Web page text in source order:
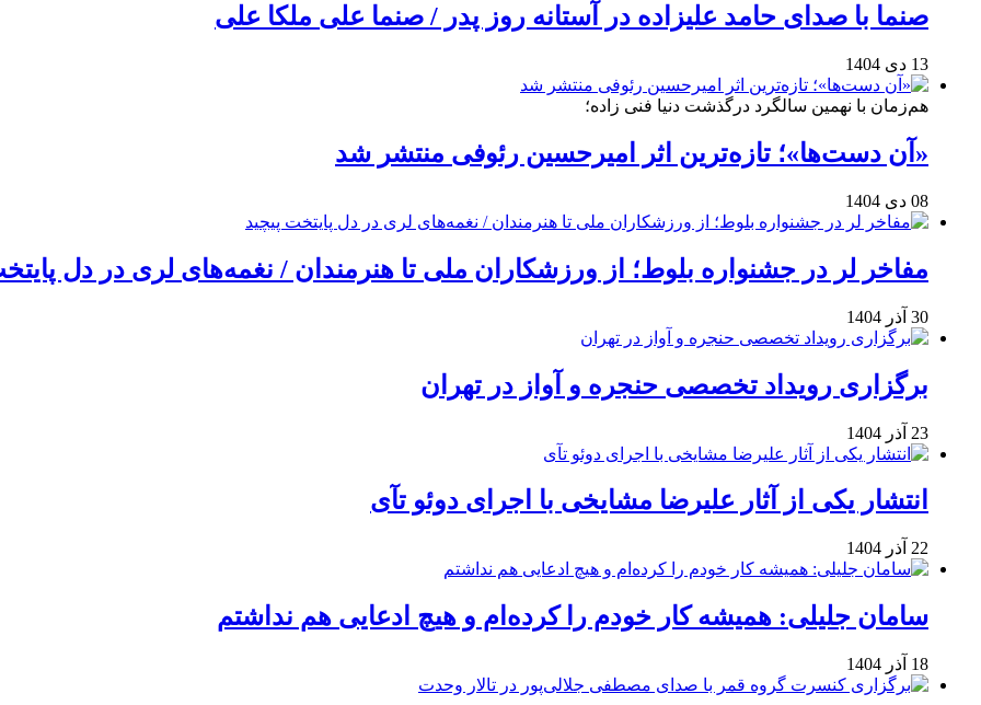
صنما با صدای حامد علیزاده در آستانه روز پدر / صنما علی ملکا علی
13 دی 1404
هم‌زمان با نهمین سالگرد درگذشت دنیا فنی زاده؛
«آن دست‌ها»؛ تازه‌ترین اثر امیرحسین رئوفی منتشر شد
08 دی 1404
مفاخر لر در جشنواره بلوط؛ از ورزشکاران ملی تا هنرمندان / نغمه‌های لری در دل
30 آذر 1404
برگزاری رویداد تخصصی حنجره و آواز در تهران
23 آذر 1404
انتشار یکی از آثار علیرضا مشایخی با اجرای دوئو تآی
22 آذر 1404
سامان جلیلی: همیشه کار خودم را کرده‌ام و هیچ ادعایی هم نداشتم
18 آذر 1404